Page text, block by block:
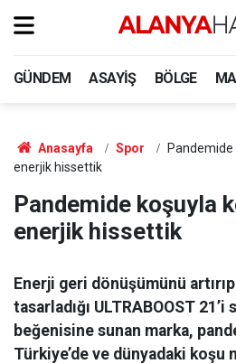
GÜNDEM ASAYIŞ BÖLGE
Anasayfa Spor
enerjik hissettik
Pandemide koşuyla
enerjik hissettik
Enerji geri dönüşümünü
tasarladığı ULTRABOOST
beğenisine sunan marka,
Türkiye’de ve dünyadaki koşu